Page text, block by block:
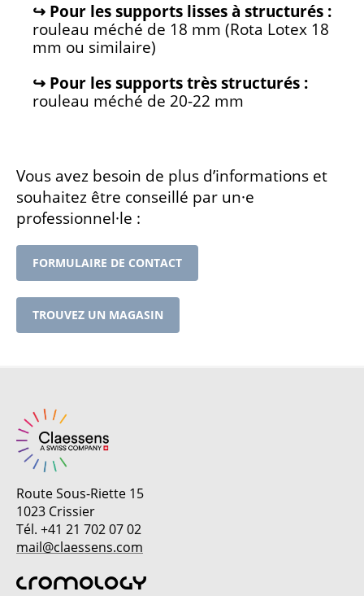
↪ Pour les supports lisses à structurés :
rouleau méché de 18 mm (Rota Lotex 18
mm ou similaire)
↪ Pour les supports très structurés :
rouleau méché de 20-22 mm
Vous avez besoin de plus d’informations et
souhaitez être conseillé par un·e
professionnel·le :
FORMULAIRE DE CONTACT
TROUVEZ UN MAGASIN
Route Sous-Riette 15
1023 Crissier
Tél. +41 21 702 07 02
mail@claessens.com